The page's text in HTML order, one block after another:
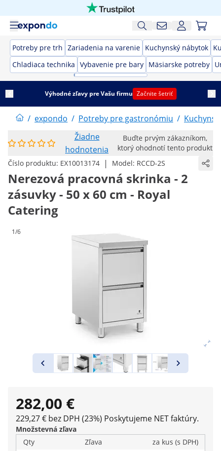
Potreby pre trh Zariadenia na varenie Kuchynský nábytok
Chladiaca technika Vybavenie pre bary Mäsiarske potreby
Výhodné zľavy pre Vašu firmu Začnite šetriť
/ expondo / Potreby pre gastronómiu /
Žiadne
hodnotenia
Buďte prvým zákazníkom,
ktorý ohodnotí tento produkt
Číslo produktu: EX10013174 | Model: RCCD-2S
Nerezová pracovná skrinka - 2
zásuvky - 50 x 60 cm - Royal
Catering
1/6
282,00 €
229,27 € bez DPH (23%) Poskytujeme NET faktúry.
Množstevná zľava
Qty
Zľava
za kus (s DPH)